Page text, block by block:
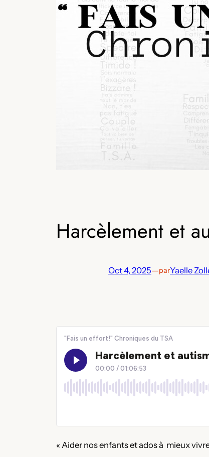
Harcèlement et
Oct 4, 2025—parYaelle
« Aider nos enfants et ados à mieux